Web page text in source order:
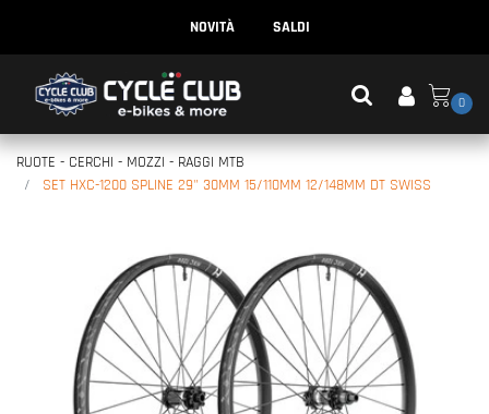
NOVITÀ SALDI
0
RUOTE - CERCHI - MOZZI - RAGGI MTB
SET HXC-1200 SPLINE 29" 30MM 15/110MM 12/148MM DT SWISS